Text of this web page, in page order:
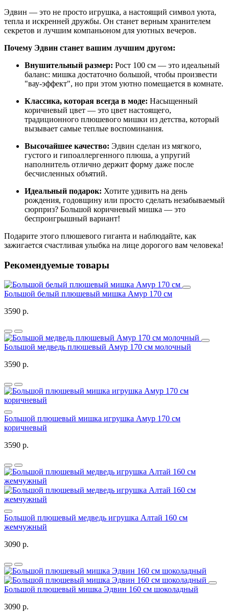
Эдвин — это не просто игрушка, а настоящий символ уюта,
тепла и искренней дружбы. Он станет верным хранителем
секретов и лучшим компаньоном для уютных вечеров.
Почему Эдвин станет вашим лучшим другом:
Внушительный размер: Рост 100 см — это идеальный
баланс: мишка достаточно большой, чтобы произвести
"вау-эффект", но при этом уютно помещается в комнате.
Классика, которая всегда в моде: Насыщенный
коричневый цвет — это цвет настоящего,
традиционного плюшевого мишки из детства, который
вызывает самые теплые воспоминания.
Высочайшее качество: Эдвин сделан из мягкого,
густого и гипоаллергенного плюша, а упругий
наполнитель отлично держит форму даже после
бесчисленных объятий.
Идеальный подарок: Хотите удивить на день
рождения, годовщину или просто сделать незабываемый
сюрприз? Большой коричневый мишка — это
беспроигрышный вариант!
Подарите этого плюшевого гиганта и наблюдайте, как
зажигается счастливая улыбка на лице дорогого вам человека!
Рекомендуемые товары
Большой белый плюшевый мишка Амур 170 см
3590 р.
Большой медведь плюшевый Амур 170 см молочный
3590 р.
Большой плюшевый мишка игрушка Амур 170 см
коричневый
3590 р.
Большой плюшевый медведь игрушка Алтай 160 см
жемчужный
3090 р.
Большой плюшевый мишка Эдвин 160 см шоколадный
3090 р.